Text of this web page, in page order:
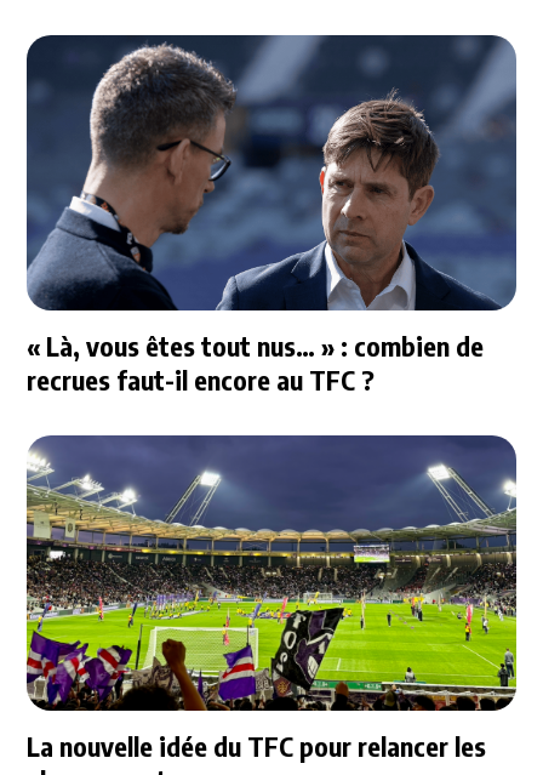
« Là, vous êtes tout nus… » : combien de
recrues faut-il encore au TFC ?
La nouvelle idée du TFC pour relancer les